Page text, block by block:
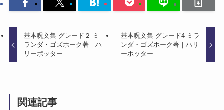
基本呪文集 グレード２ ミ
ランダ・ゴズホーク著｜ハ
リーポッター
基本呪文集 グレード4 ミラ
ンダ・ゴズホーク著｜ハリ
ーポッター
関連記事